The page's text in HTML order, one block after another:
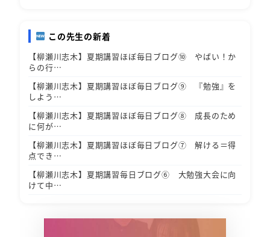
この先生の新着
【柳瀬川志木】夏期講習ほぼ毎日ブログ⑩ やばい！か
らの行…
【柳瀬川志木】夏期講習ほぼ毎日ブログ⑨ 『勉強』を
しよう…
【柳瀬川志木】夏期講習ほぼ毎日ブログ⑧ 成長のため
に何が…
【柳瀬川志木】夏期講習ほぼ毎日ブログ⑦ 解ける＝得
点でき…
【柳瀬川志木】夏期講習毎日ブログ⑥ 大勉強大会に向
けて中…